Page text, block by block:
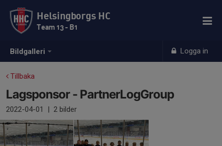
Bildgalleri Logga in
Helsingborgs HC
Team 13 - B1
Tillbaka
Lagsponsor - PartnerLogGroup
2022-04-01 | 2 bilder